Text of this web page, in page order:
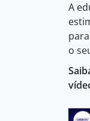
A
o